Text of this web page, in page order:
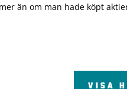
än om man hade köpt
VISA